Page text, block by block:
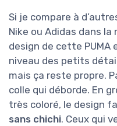
Si je compare à
Nike ou Adidas dans la
design de cette PUMA
niveau des petits
mais ça reste propre.
colle qui déborde. En
très coloré, le design
sans chichi. Ceux qui